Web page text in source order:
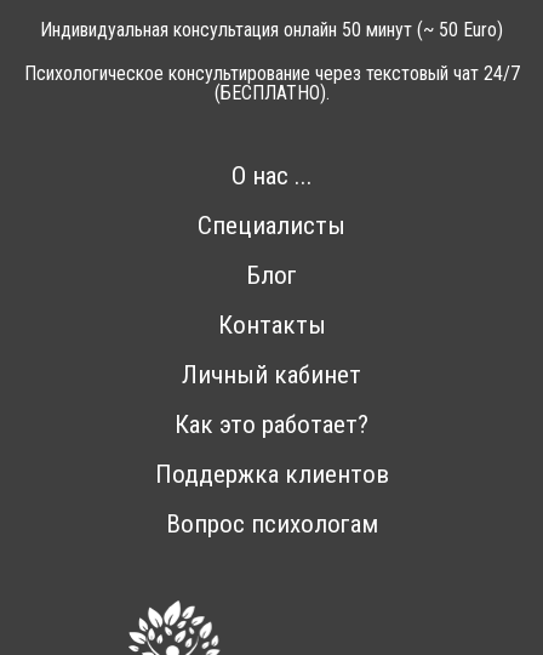
Индивидуальная консультация онлайн 50 минут (~ 50 Euro)
Психологическое консультирование через текстовый чат 24/7
(БЕСПЛАТНО).
О нас ...
Специалисты
Блог
Контакты
Личный кабинет
Как это работает?
Поддержка клиентов
Вопрос психологам